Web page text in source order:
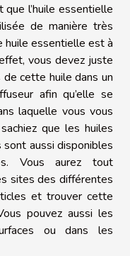
l’huile essentielle
de manière très
huile essentielle est à
vous devez juste
cette huile dans un
afin qu’elle se
laquelle vous vous
que les huiles
aussi disponibles
Vous aurez tout
sites des différentes
et trouver cette
pouvez aussi les
ou dans les